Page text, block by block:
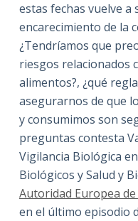
estas fechas vuelve a
encarecimiento de la
¿Tendríamos que
riesgos relacionados
alimentos?, ¿qué
asegurarnos de que
y consumimos son
preguntas contesta
Vigilancia Biológica
Biológicos y Salud y
Autoridad Europea de
en el último episodio